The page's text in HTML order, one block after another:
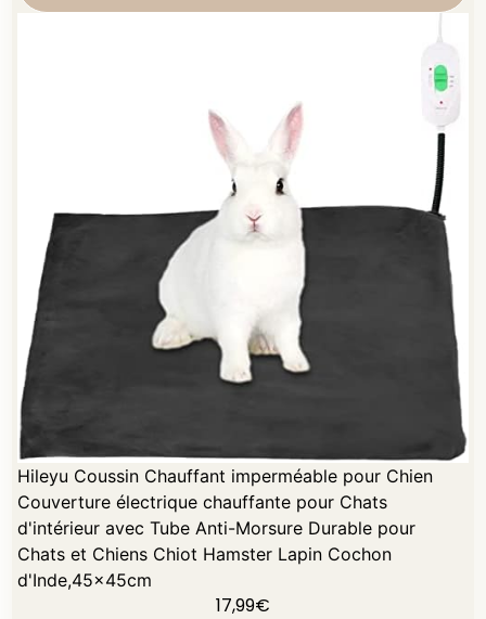
Hileyu Coussin Chauffant imperméable pour Chien
Couverture électrique chauffante pour Chats
d'intérieur avec Tube Anti-Morsure Durable pour
Chats et Chiens Chiot Hamster Lapin Cochon
d'Inde,45x45cm
17,99€